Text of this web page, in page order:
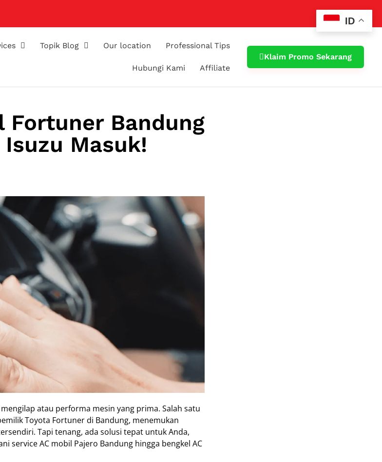
Topik Blog Our location Professional Tips
Hubungi Kami Affiliate
Klaim Promo Sekarang
Fortuner Bandung
Masuk!
atau performa mesin yang prima. Salah satu
Toyota Fortuner di Bandung, menemukan
Tapi tenang, ada solusi tepat untuk Anda,
service AC mobil Pajero Bandung hingga bengkel AC
ID